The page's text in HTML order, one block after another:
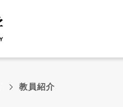
教員紹介